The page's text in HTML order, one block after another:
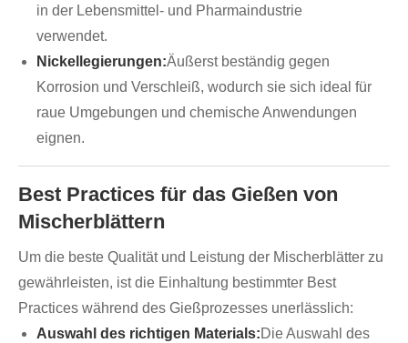
in der Lebensmittel- und Pharmaindustrie
verwendet.
Nickellegierungen:Äußerst beständig gegen
Korrosion und Verschleiß, wodurch sie sich ideal für
raue Umgebungen und chemische Anwendungen
eignen.
Best Practices für das Gießen von
Mischerblättern
Um die beste Qualität und Leistung der Mischerblätter zu
gewährleisten, ist die Einhaltung bestimmter Best
Practices während des Gießprozesses unerlässlich:
Auswahl des richtigen Materials:Die Auswahl des